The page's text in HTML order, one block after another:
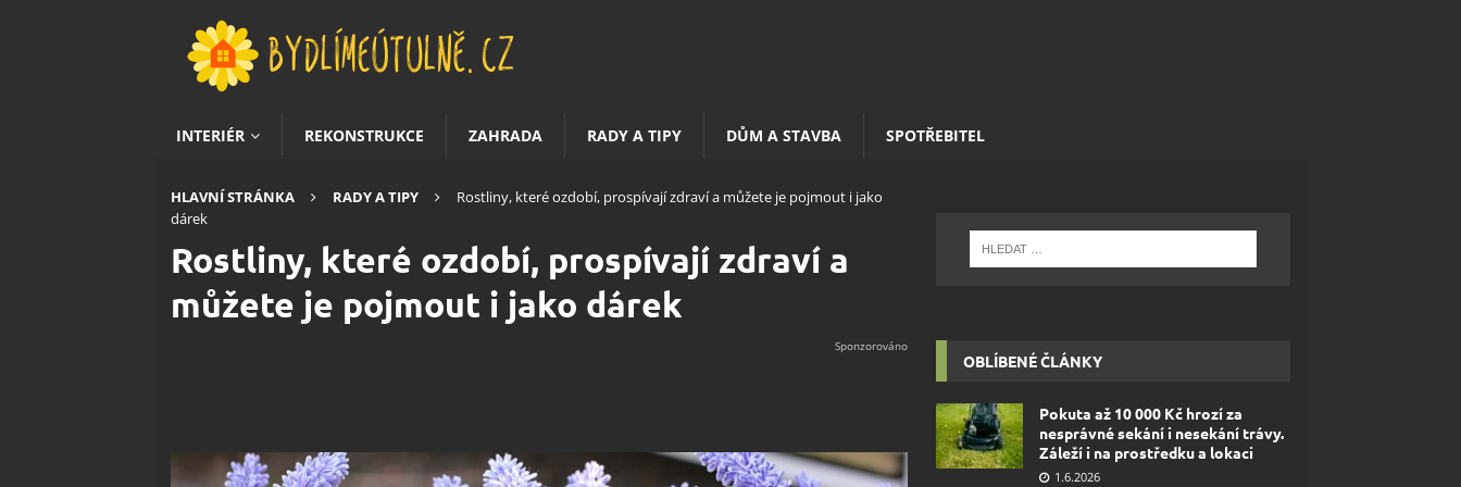
INTERIÉR REKONSTRUKCE ZAHRADA RADY A TIPY DŮM A STAVBA SPOTŘEBITEL
HLAVNÍ STRÁNKA RADY A TIPY
Rostliny, které ozdobí, prospívají zdraví a můžete je pojmout i jako
dárek
Rostliny, které ozdobí, prospívají zdraví a
můžete je pojmout i jako dárek
OBLÍBENÉ ČLÁNKY
Pokuta až 10 000 Kč hrozí za
nesprávné sekání i nesekání trávy.
Záleží i na prostředku a lokaci
1.6.2026